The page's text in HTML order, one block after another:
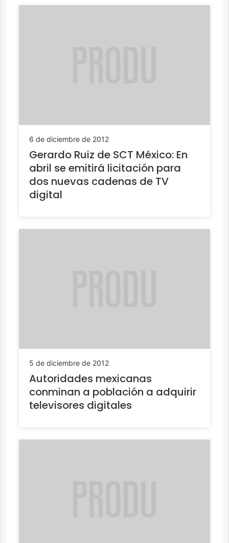
6 de diciembre de 2012
Gerardo Ruiz de SCT México: En
abril se emitirá licitación para
dos nuevas cadenas de TV
digital
5 de diciembre de 2012
Autoridades mexicanas
conminan a población a adquirir
televisores digitales